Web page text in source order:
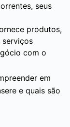
seus
produtos,
serviços
com o
em
e quais são